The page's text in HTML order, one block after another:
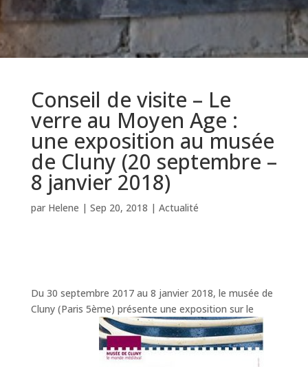
Conseil de visite – Le
verre au Moyen Age :
une exposition au musée
de Cluny (20 septembre –
8 janvier 2018)
par Helene | Sep 20, 2018 | Actualité
Du 30 septembre 2017 au 8 janvier 2018, le musée de
Cluny (Paris 5ème) présente une exposition sur le